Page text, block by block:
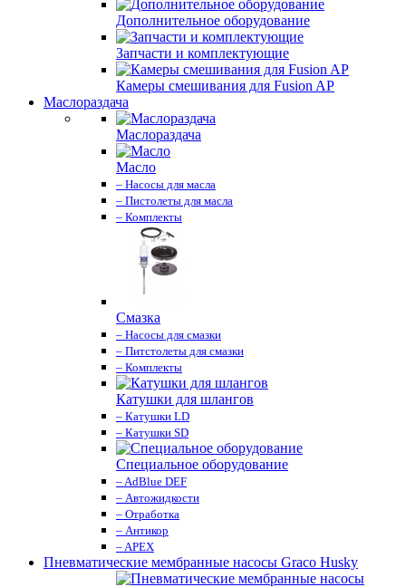
Дополнительное оборудование
Запчасти и комплектующие
Камеры смешивания для Fusion AP
Маслораздача
Маслораздача
Масло
– Насосы для масла
– Пистолеты для масла
– Комплекты
Смазка
– Насосы для смазки
– Питстолеты для смазки
– Комплекты
Катушки для шлангов
– Катушки LD
– Катушки SD
Специальное оборудование
– AdBlue DEF
– Автожидкости
– Отработка
– Антикор
– APEX
Пневматические мембранные насосы Graco Husky